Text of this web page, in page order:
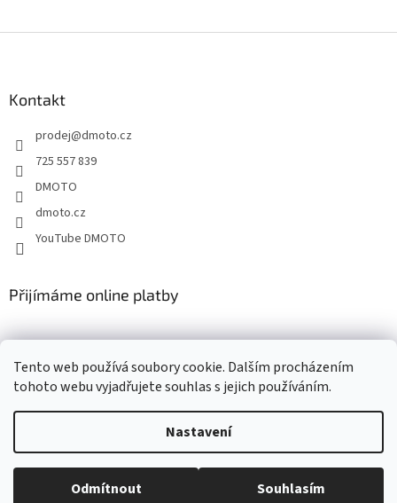
Tento web používá soubory cookie. Dalším procházením
tohoto webu vyjadřujete souhlas s jejich používáním.
Nastavení
Odmítnout Souhlasím
Kontakt
prodej@dmoto.cz
725 557 839
DMOTO
dmoto.cz
YouTube DMOTO
Přijímáme online platby
Vytvořil Shoptet
Copyright 2026DMOTO s.r.o. . Všechna práva vyhrazena.